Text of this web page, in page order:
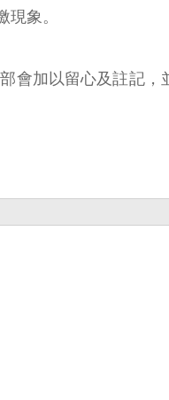
象。
會加以留心及註記